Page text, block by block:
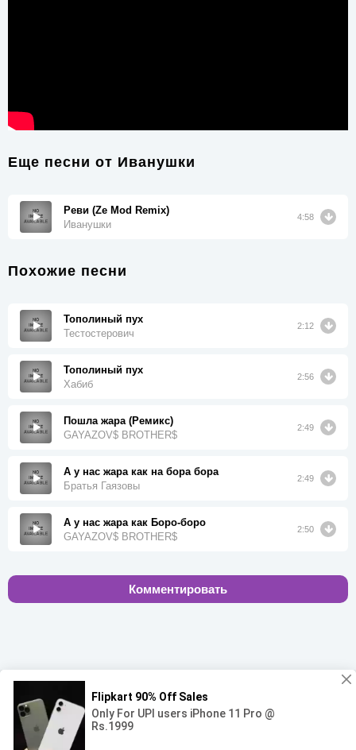
Еще песни от Иванушки
Реви (Ze Mod Remix)
Иванушки
4:58
Похожие песни
Тополиный пух
Тестостерович
2:12
Тополиный пух
Хабиб
2:56
Пошла жара (Ремикс)
GAYAZOV$ BROTHER$
2:49
А у нас жара как на бора бора
Братья Гаязовы
2:49
А у нас жара как Боро-боро
GAYAZOV$ BROTHER$
2:50
Комментировать
00:00